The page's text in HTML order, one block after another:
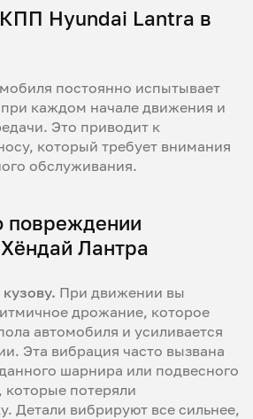
Hyundai Lantra в
постоянно испытывает
каждом начале движения и
Это приводит к
который требует внимания
обслуживания.
повреждении
Лантра
При движении вы
дрожание, которое
автомобиля и усиливается
Эта вибрация часто вызвана
шарнира или подвесного
потеряли
Детали вибрируют все сильнее,